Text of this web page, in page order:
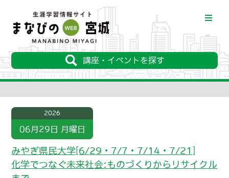
講座・イベントを探す
2026
06月29日 月曜日
みやぎ県民大学[6/29・7/7・7/14・7/21]
化学でつなぐ未来社会:ものづくりからリサイクル